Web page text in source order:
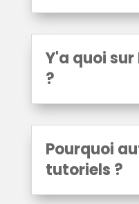
Y'a quoi sur
?
Pourquoi
tutoriels ?